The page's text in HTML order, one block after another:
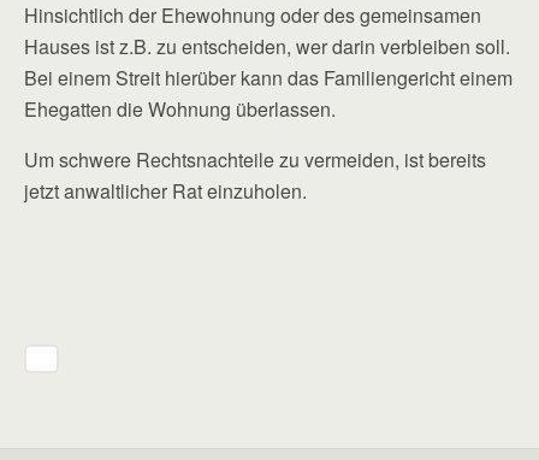
Hinsichtlich der Ehewohnung oder des gemeinsamen
Hauses ist z.B. zu entscheiden, wer darin verbleiben soll.
Bei einem Streit hierüber kann das Familiengericht einem
Ehegatten die Wohnung überlassen.
Um schwere Rechtsnachteile zu vermeiden, ist bereits
jetzt anwaltlicher Rat einzuholen.